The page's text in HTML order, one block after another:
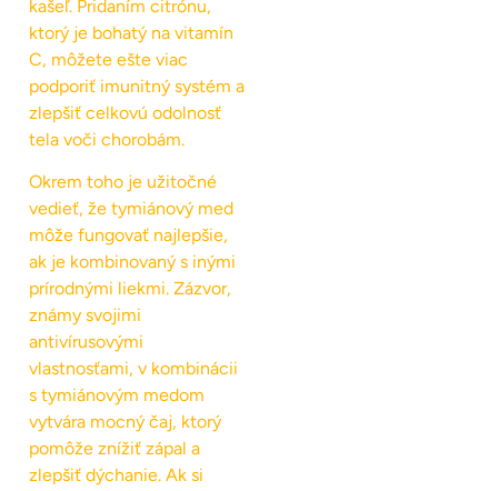
kašeľ. Pridaním citrónu,
ktorý je bohatý na vitamín
C, môžete ešte viac
podporiť imunitný systém a
zlepšiť celkovú odolnosť
tela voči chorobám.
Okrem toho je užitočné
vedieť, že tymiánový med
môže fungovať najlepšie,
ak je kombinovaný s inými
prírodnými liekmi. Zázvor,
známy svojimi
antivírusovými
vlastnosťami, v kombinácii
s tymiánovým medom
vytvára mocný čaj, ktorý
pomôže znížiť zápal a
zlepšiť dýchanie. Ak si